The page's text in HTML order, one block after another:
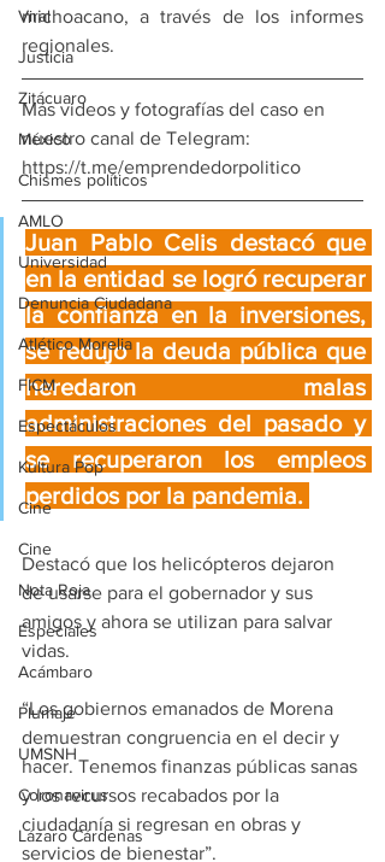
Viral
Justicia
Zitácuaro
México
Chismes políticos
AMLO
Universidad
Denuncia Ciudadana
Atlético Morelia
FICM
Espectáculos
Kultura Pop
Cine
Cine
Nota Roja
Especiales
Acámbaro
Plumaje
UMSNH
Coronavirus
Lázaro Cárdenas
michoacano, a través de los informes
regionales.
Más videos y fotografías del caso en
nuestro canal de Telegram:
https://t.me/emprendedorpolitico
Juan Pablo Celis destacó que
en la entidad se logró recuperar
la confianza en la inversiones,
se redujo la deuda pública que
heredaron malas
administraciones del pasado y
se recuperaron los empleos
perdidos por la pandemia.
Destacó que los helicópteros dejaron
de usarse para el gobernador y sus
amigos y ahora se utilizan para salvar
vidas.
“Los gobiernos emanados de Morena
demuestran congruencia en el decir y
hacer. Tenemos finanzas públicas sanas
y los recursos recabados por la
ciudadanía si regresan en obras y
servicios de bienestar”.